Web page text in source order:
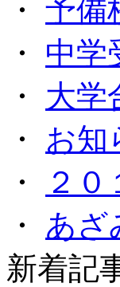
・ 予備
・ 中学
・ 大学
・ お知
・
２
・ あざ
新着記